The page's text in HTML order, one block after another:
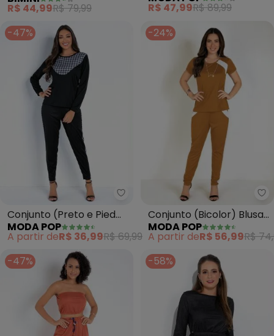
R$ 44,99R$ 79,99 R$ 47,99R$ 89,99
-47%
Moda Pop - Conjunto (Preto e
Conjunto (Preto e Pied
Poule) Blusa e Calça
MODA POP
A partir deR$ 36,99R$ 69,99
-24%
Conjunto (Bicolor) Blusa
e Calça
MODA POP
A partir deR$ 56,99R$
-47%
-58%